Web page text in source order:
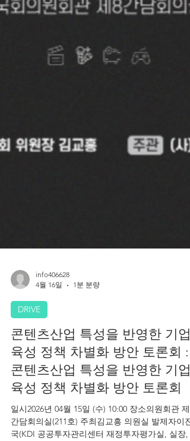
info406628
4월 16일
DRIVE
콘텐츠산업 특성을 반영한 기업
육성 정책 차별화 방안 토론회 :
콘텐츠산업 특성을 반영한 기업
육성 정책 차별화 방안 토론회
일시2026년 04월 15일 (수) 10:00 장소의원회관 제8